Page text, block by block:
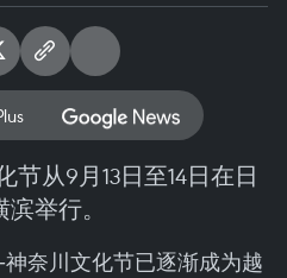
节从9月13日至14日在日
举行。
奈川文化节已逐渐成为越